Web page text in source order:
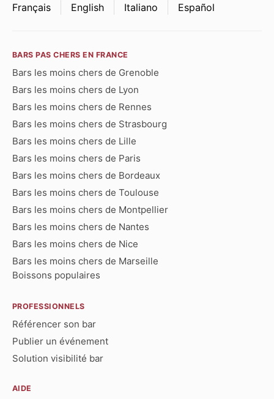
Français English Italiano Español
BARS PAS CHERS EN FRANCE
Bars les moins chers de Grenoble
Bars les moins chers de Lyon
Bars les moins chers de Rennes
Bars les moins chers de Strasbourg
Bars les moins chers de Lille
Bars les moins chers de Paris
Bars les moins chers de Bordeaux
Bars les moins chers de Toulouse
Bars les moins chers de Montpellier
Bars les moins chers de Nantes
Bars les moins chers de Nice
Bars les moins chers de Marseille
Boissons populaires
PROFESSIONNELS
Référencer son bar
Publier un événement
Solution visibilité bar
AIDE